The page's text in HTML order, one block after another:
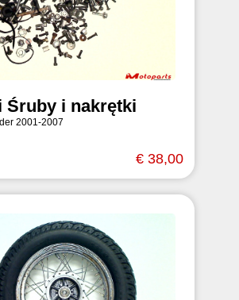
Śruby i nakrętki
2001-2007
€ 38,00